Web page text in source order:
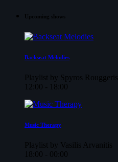
Upcoming shows
Backseat Melodies
Playlist by Spyros Rouggeris
12:00 - 18:00
Music Therapy
Playlist by Vasilis Arvanitis
18:00 - 00:00